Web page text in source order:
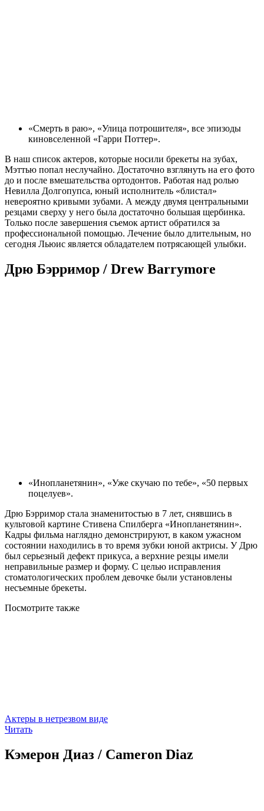
«Смерть в раю», «Улица потрошителя», все эпизоды
киновселенной «Гарри Поттер».
В наш список актеров, которые носили брекеты на зубах,
Мэттью попал неслучайно. Достаточно взглянуть на его фото
до и после вмешательства ортодонтов. Работая над ролью
Невилла Долгопупса, юный исполнитель «блистал»
невероятно кривыми зубами. А между двумя центральными
резцами сверху у него была достаточно большая щербинка.
Только после завершения съемок артист обратился за
профессиональной помощью. Лечение было длительным, но
сегодня Льюис является обладателем потрясающей улыбки.
Дрю Бэрримор / Drew Barrymore
«Инопланетянин», «Уже скучаю по тебе», «50 первых
поцелуев».
Дрю Бэрримор стала знаменитостью в 7 лет, снявшись в
культовой картине Стивена Спилберга «Инопланетянин».
Кадры фильма наглядно демонстрируют, в каком ужасном
состоянии находились в то время зубки юной актрисы. У Дрю
был серьезный дефект прикуса, а верхние резцы имели
неправильные размер и форму. С целью исправления
стоматологических проблем девочке были установлены
несъемные брекеты.
Посмотрите также
Актеры в нетрезвом виде
Читать
Кэмерон Диаз / Cameron Diaz